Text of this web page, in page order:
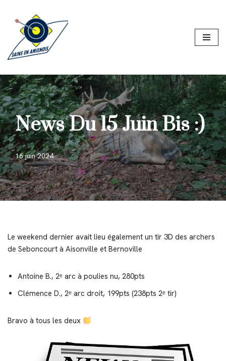
Aller
contenu
News Du 15 Juin Bis :)
16 juin 2024
Le weekend dernier avait lieu également un tir 3D des archers
de Seboncourt à Aisonville et Bernoville
Antoine B., 2ᵉ arc à poulies nu, 280pts
Clémence D., 2ᵉ arc droit, 199pts (238pts 2ᵉ tir)
Bravo à tous les deux